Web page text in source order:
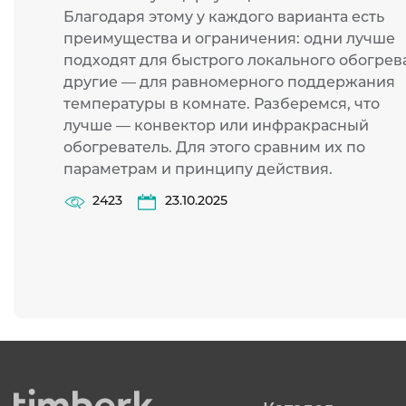
Благодаря этому у каждого варианта есть
преимущества и ограничения: одни лучше
подходят для быстрого локального
другие — для равномерного поддержания
температуры в комнате. Разберемся, что
лучше — конвектор или инфракрасный
обогреватель. Для этого сравним их по
параметрам и принципу действия.
2423 23.10.2025